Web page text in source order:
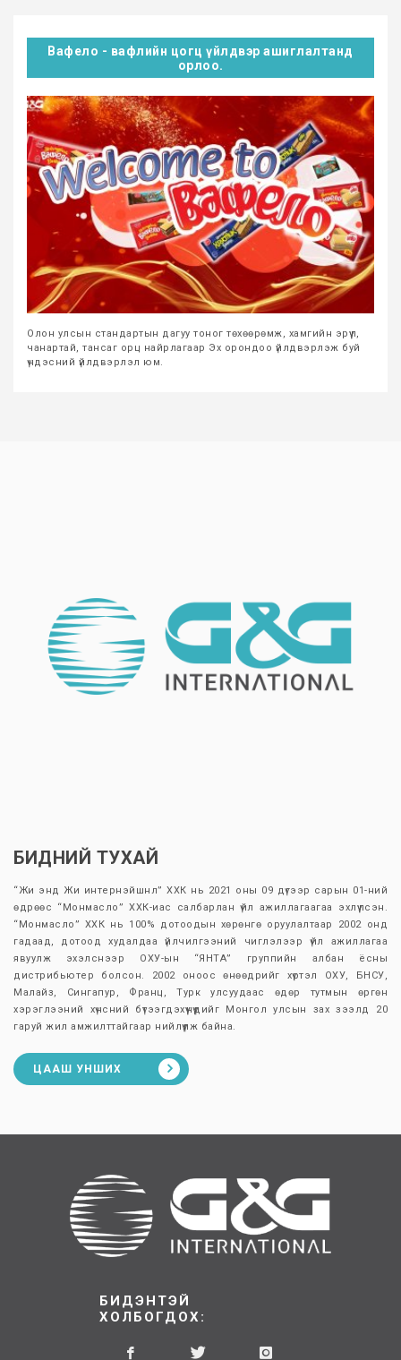
Вафело - вафлийн цогц үйлдвэр ашиглалтанд
орлоо.
Олон улсын стандартын дагуу тоног төхөөрөмж, хамгийн эрүүл,
чанартай, тансаг орц найрлагаар Эх орондоо үйлдвэрлэж буй
үндэсний үйлдвэрлэл юм.
БИДНИЙ ТУХАЙ
“Жи энд Жи интернэйшнл” ХХК нь 2021 оны 09 дүгээр сарын 01-ний
өдрөөс “Монмасло” ХХК-иас салбарлан үйл ажиллагаагаа эхлүүлсэн.
“Монмасло” ХХК нь 100% дотоодын хөрөнгө оруулалтаар 2002 онд
гадаад, дотоод худалдаа үйлчилгээний чиглэлээр үйл ажиллагаа
явуулж эхэлснээр ОХУ-ын “ЯНТА” группийн албан ёсны
дистрибьютер болсон. 2002 оноос өнөөдрийг хүртэл ОХУ, БНСУ,
Малайз, Сингапур, Франц, Турк улсуудаас өдөр тутмын өргөн
хэрэглээний хүнсний бүтээгдэхүүнүүдийг Монгол улсын зах зээлд 20
гаруй жил амжилттайгаар нийлүүлж байна.
ЦААШ УНШИХ
БИДЭНТЭЙ
ХОЛБОГДОХ: